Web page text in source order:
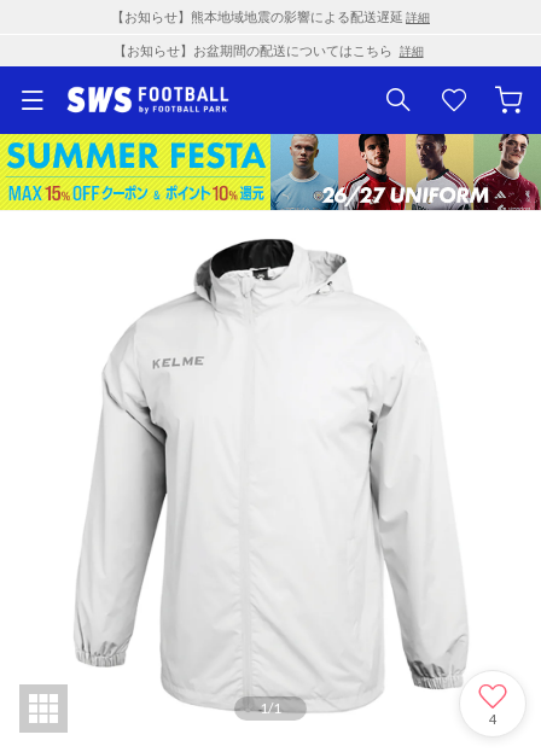
【お知らせ】熊本地域地震の影響による配送遅延 詳細
【お知らせ】お盆期間の配送についてはこちら 詳細
1/1
4